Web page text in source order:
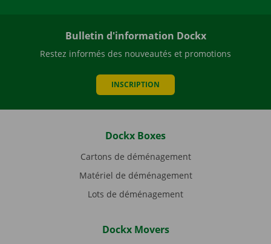
Bulletin d'information Dockx
Restez informés des nouveautés et promotions
INSCRIPTION
Dockx Boxes
Cartons de déménagement
Matériel de déménagement
Lots de déménagement
Dockx Movers